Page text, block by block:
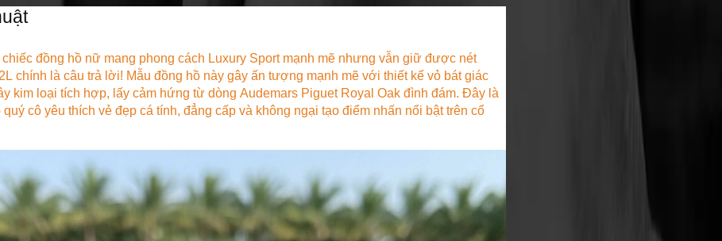
đồng hồ nữ mang phong cách Luxury Sportmạnh mẽ nhưng vẫn giữ được nét
chính là câu trả lời! Mẫu đồng hồ này gây ấn tượng mạnh mẽ với thiết kế vỏ bát giác
kim loại tích hợp, lấy cảm hứng từ dòng Audemars Piguet Royal Oak đình đám. Đây là
cô yêu thích vẻ đẹp cá tính, đẳng cấp và không ngại tạo điểm nhấn nổi bật trên cổ